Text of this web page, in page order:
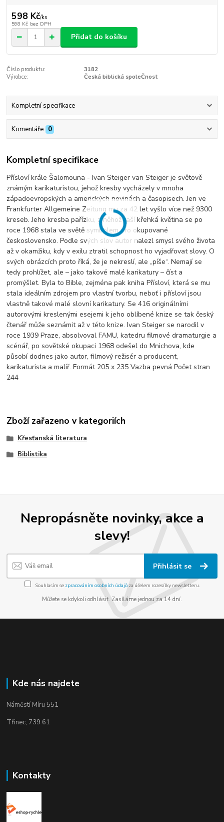
598 Kč/ks
598 Kč bez DPH
Přidat do košíku
Číslo produktu:
3182
Výrobce:
Česká biblická spoleČnost
Kompletní specifikace
Komentáře 0
Kompletní specifikace
Přísloví krále Šalomouna - Ivan Steiger van Steiger je světově
známým karikaturistou, jehož kresby vycházely v mnoha
západoevropských a amerických novinách a časopisech. Jen ve
Frankfurter Allgemeine Zeitung mu za 42 let vyšlo více než 9300
kreseb. Jeho kresba pařízku, z něhož raší křehká květina se po
roce 1968 stala ve světě symbolem pro okupované
československo. Podle svých slov autor nalezl smysl svého života
až v okamžiku, kdy v exilu ztratil schopnost ho vyjadřovat slovy. O
svých obrázcích proto říká, že je nekreslí, ale „píše“. Nemají se
tedy prohlížet, ale – jako takové malé karikatury – číst a
promýšlet. Byla to Bible, zejména pak kniha Přísloví, která se mu
stala ideálním zdrojem pro vlastní tvorbu, neboť i přísloví jsou
vlastně takové malé slovní karikatury. Se 416 originálními
autorovými kreslenými esejemi k jeho oblíbené knize se tak český
čtenář může seznámit až v této knize. Ivan Steiger se narodil v
roce 1939 Praze, absolvoval FAMU, katedru filmové dramaturgie a
scénář, po sovětské okupaci 1968 odešel do Mnichova, kde
působí dodnes jako autor, filmový režisér a producent,
karikaturista a malíř. Formát 205 x 235 Vazba pevná Počet stran
244
Zboží zařazeno v kategoriích
Křesťanská literatura
Biblistika
Nepropásněte novinky, akce a
slevy!
Přihlásit se
Souhlasím se zpracováním osobních údajůza účelem rozesílky newsletteru.
Můžete se kdykoli odhlásit. Zasíláme jednou za 14 dní.
Kde nás najdete
Náměstí Míru 551
Třinec, 739 61
Kontakty